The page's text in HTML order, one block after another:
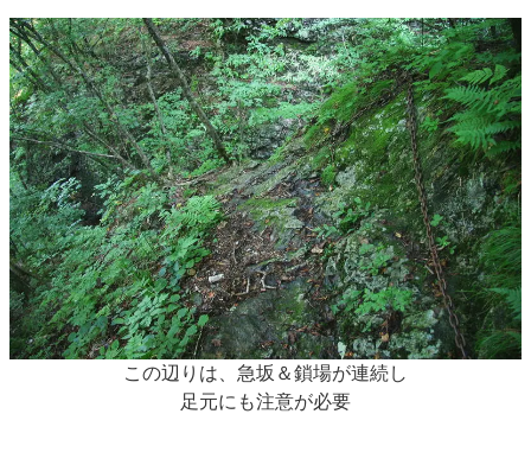
この辺りは、急坂＆鎖場が連続し
足元にも注意が必要